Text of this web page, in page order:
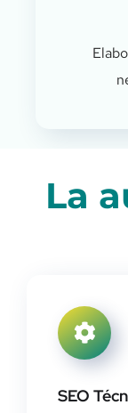
La
SEO